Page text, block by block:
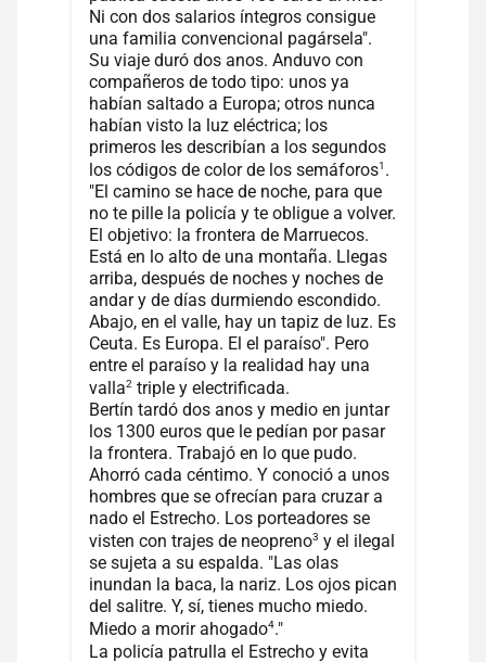
Ni con dos salarios íntegros consigue
una familia convencional pagársela".
Su viaje duró dos anos. Anduvo con
compañeros de todo tipo: unos ya
habían saltado a Europa; otros nunca
habían visto la luz eléctrica; los
primeros les describían a los segundos
los códigos de color de los semáforos1 .
"El camino se hace de noche, para que
no te pille la policía y te obligue a volver.
El objetivo: la frontera de Marruecos.
Está en lo alto de una montaña. Llegas
arriba, después de noches y noches de
andar y de días durmiendo escondido.
Abajo, en el valle, hay un tapiz de luz. Es
Ceuta. Es Europa. El el paraíso". Pero
entre el paraíso y la realidad hay una
valla2 triple y electrificada.
Bertín tardó dos anos y medio en juntar
los 1300 euros que le pedían por pasar
la frontera. Trabajó en lo que pudo.
Ahorró cada céntimo. Y conoció a unos
hombres que se ofrecían para cruzar a
nado el Estrecho. Los porteadores se
visten con trajes de neopreno3 y el ilegal
se sujeta a su espalda. "Las olas
inundan la baca, la nariz. Los ojos pican
del salitre. Y, sí, tienes mucho miedo.
Miedo a morir ahogado4."
La policía patrulla el Estrecho y evita